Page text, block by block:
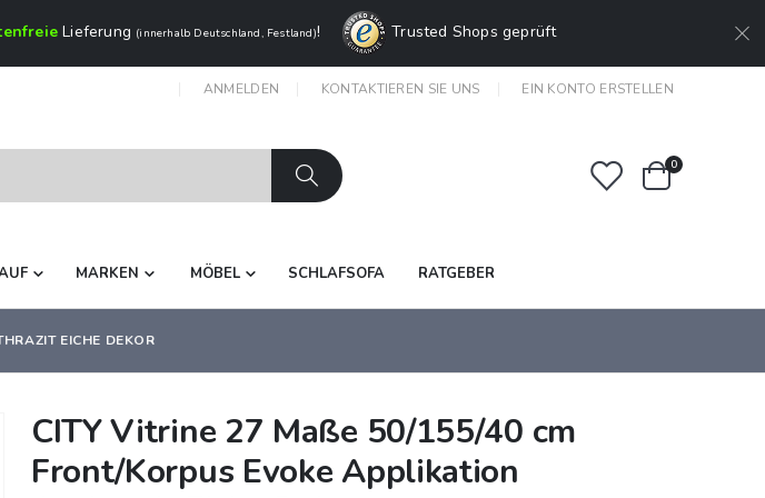
Lieferung (innerhalb Deutschland, Festland)! Trusted Shops geprüft
ANMELDEN KONTAKTIEREN SIE UNS EIN KONTO ERSTELLEN
Warenkorb
0Artikel
MARKEN MÖBEL SCHLAFSOFA RATGEBER
EICHE DEKOR
CITY Vitrine 27 Maße 50/155/40 cm
Front/Korpus Evoke Applikation